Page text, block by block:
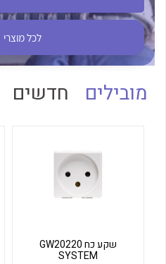
לכל מוצרי
מובילים חדשים
שקע כח GW20220
SYSTEM